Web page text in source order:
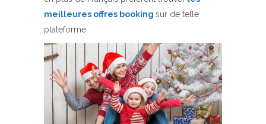
meilleures offres booking sur de telle
plateforme.